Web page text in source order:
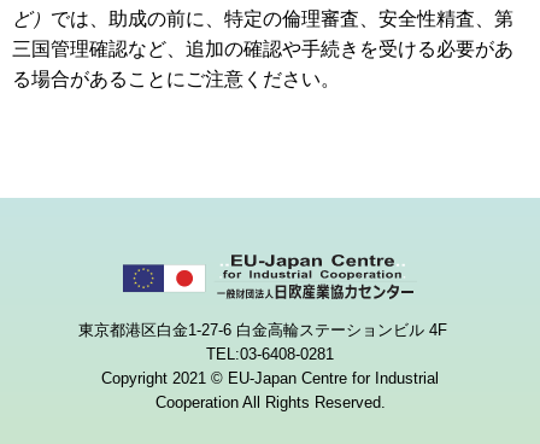
ど） では、助成の前に、特定の倫理審査、安全性精査、第
三国管理確認など、追加の確認や手続きを受ける必要があ
る場合があることにご注意ください。
東京都港区白金1-27-6 白金高輪ステーションビル 4F
TEL:03-6408-0281
Copyright 2021 © EU-Japan Centre for Industrial
Cooperation All Rights Reserved.